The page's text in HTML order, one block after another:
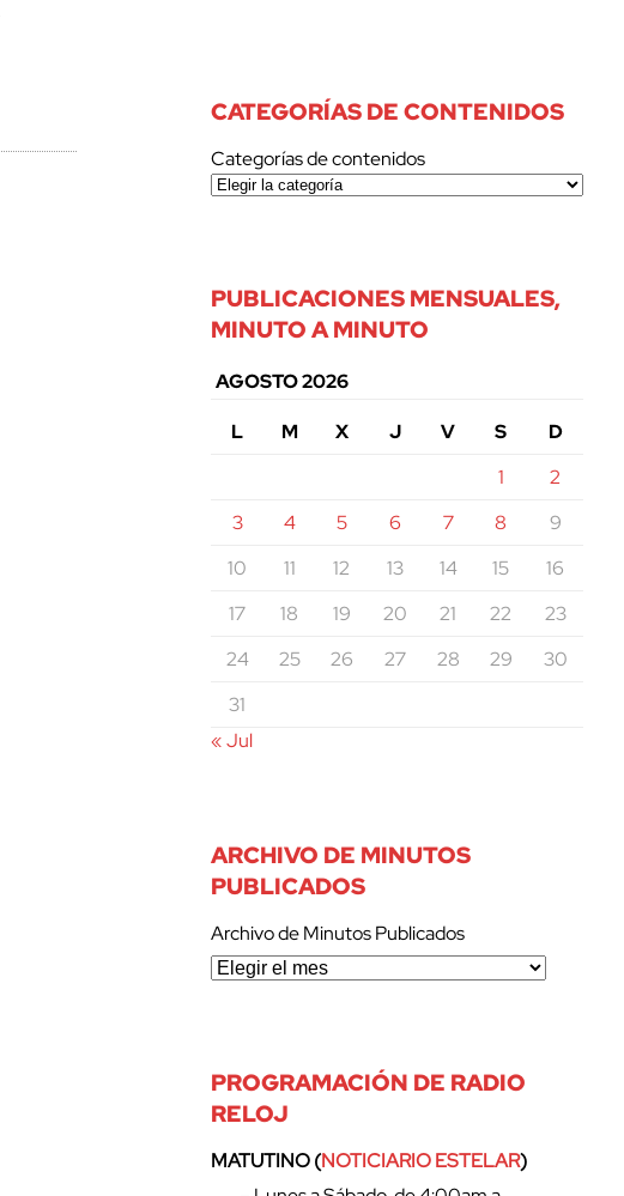
CATEGORÍAS DE CONTENIDOS
Categorías de contenidos
PUBLICACIONES MENSUALES,
MINUTO A MINUTO
AGOSTO 2026
L
M X J V S
D
1
2
3
4 5 6 7 8
9
10
11 12 13 14 15
16
17
18 19 20 21 22
23
24
25 26 27 28 29
30
31
« Jul
ARCHIVO DE MINUTOS
PUBLICADOS
Archivo de Minutos Publicados
PROGRAMACIÓN DE RADIO
RELOJ
MATUTINO (NOTICIARIO ESTELAR)